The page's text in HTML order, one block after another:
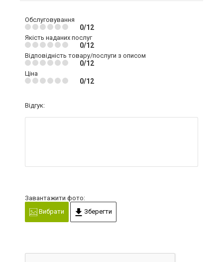
Обслуговування
0/12
Якість наданих послуг
0/12
Відповідність товару/послуги з описом
0/12
Ціна
0/12
Відгук:
Завантажити фото:
Вибрати
Зберегти